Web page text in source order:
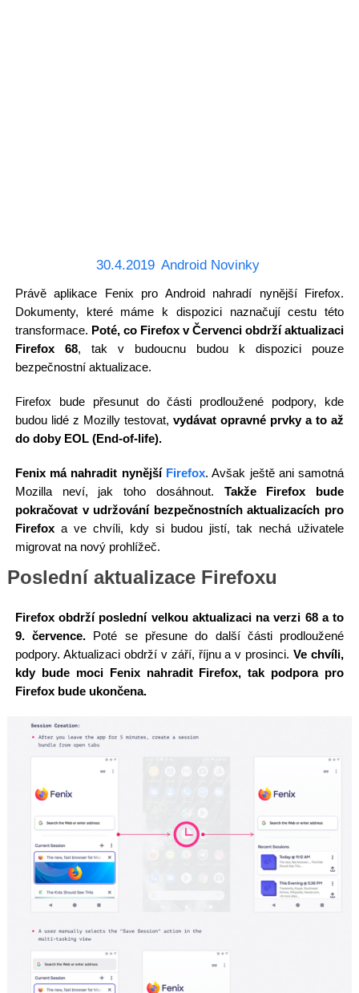
30.4.2019 Android Novinky
Právě aplikace Fenix pro Android nahradí nynější Firefox.
Dokumenty, které máme k dispozici naznačují cestu této
transformace. Poté, co Firefox v Červenci obdrží aktualizaci
Firefox 68, tak v budoucnu budou k dispozici pouze
bezpečnostní aktualizace.
Firefox bude přesunut do části prodloužené podpory, kde
budou lidé z Mozilly testovat,vydávat opravné prvky a to až
do doby EOL (End-of-life).
Fenix má nahradit nynější Firefox. Avšak ještě ani samotná
Mozilla neví, jak toho dosáhnout. Takže Firefox bude
pokračovat v udržování bezpečnostních aktualizacích pro
Firefoxa ve chvíli, kdy si budou jistí, tak nechá uživatele
migrovat na nový prohlížeč.
Poslední aktualizace Firefoxu
Firefox obdrží poslední velkou aktualizaci na verzi 68 a to
9. července. Poté se přesune do další části prodloužené
podpory. Aktualizaci obdrží v září, říjnu a v prosinci.Ve chvíli,
kdy bude moci Fenix nahradit Firefox, tak podpora pro
Firefox bude ukončena.